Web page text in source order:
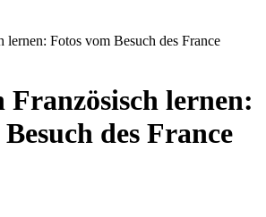
lernen: Fotos vom Besuch des France
Französisch lernen:
des France